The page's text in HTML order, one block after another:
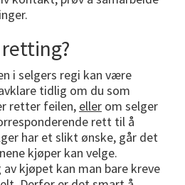
i selgers regi kan være
tidlig om du som
retter feilen, eller om selger
rett til å
har et slikt ønske, går det
kjøper kan velge.
av kjøpet kan man bare kreve